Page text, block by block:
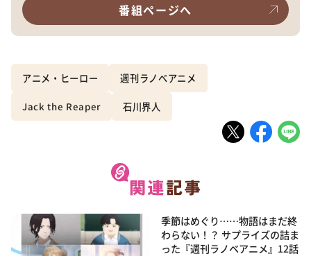
番組ページへ
アニメ・ヒーロー 週刊ラノベアニメ
Jack the Reaper 石川界人
季節はめぐり……物語はまだ終
わらない！？ サプライズの詰ま
った『週刊ラノベアニメ』12話